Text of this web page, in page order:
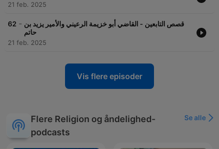
21 feb. 2025
62 - قصص التابعين - القاضي أبو خزيمة الرعيني والأمير يزيد بن
حاتم
21 feb. 2025
Vis flere episoder
Flere Religion og åndelighed-
podcasts
Se alle